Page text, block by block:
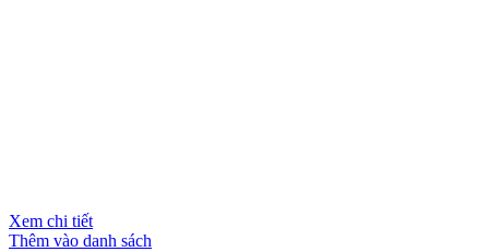
Xem chi tiết
Thêm vào danh sách